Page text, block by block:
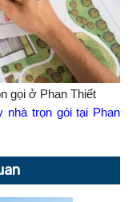
gọi ở Phan Thiết
nhà trọn gói tại Phan